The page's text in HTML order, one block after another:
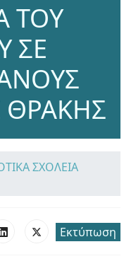
ΤΟΥ
ΣΕ
ΣΧΟΛΕΙΑ
Εκτύπωση